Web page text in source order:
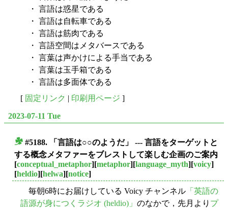
・ 言語は惑星である
・ 言語は自転車である
・ 言語は筋肉である
・ 言語空間はメタバースである
・ 言葉は声かけによる手当である
・ 言葉は玉手箱である
・ 言語は多面体である
[ 固定リンク 印刷用ページ ]
2023-07-11 Tue
#5188. 「言語は○○のようだ」 --- 言語をターゲットと
する概念メタファーをブレストして楽しむ企画のご案内
[conceptual_metaphor][metaphor][language_myth][voicy]
[heldio][helwa][notice]
毎朝6時にお届けしている Voicy チャンネル 「英語の
語源が身につくラジオ (heldio)」 のなかで，先月より プ